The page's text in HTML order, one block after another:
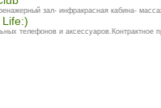
зал- инфракрасная кабина-
Life:)
телефонов и аксессуаров.Контрактное